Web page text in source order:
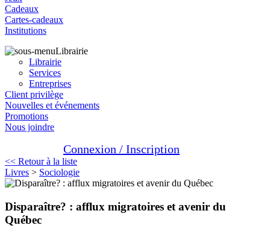
Cadeaux
Cartes-cadeaux
Institutions
Librairie
Librairie
Services
Entreprises
Client privilège
Nouvelles et événements
Promotions
Nous joindre
Connexion / Inscription
<< Retour à la liste
Livres > Sociologie
Disparaître? : afflux migratoires et avenir du
Québec